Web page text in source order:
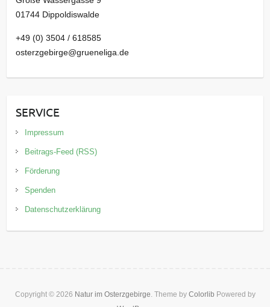
01744 Dippoldiswalde
+49 (0) 3504 / 618585
osterzgebirge@grueneliga.de
SERVICE
Impressum
Beitrags-Feed (RSS)
Förderung
Spenden
Datenschutzerklärung
Copyright © 2026 Natur im Osterzgebirge. Theme by Colorlib Powered by